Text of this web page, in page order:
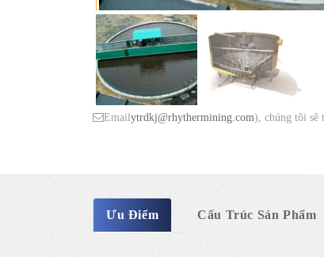
Email ytrdkj@rhythermining.com), chúng tôi sẽ
Ưu Điểm Cấu Trúc Sản Phẩm